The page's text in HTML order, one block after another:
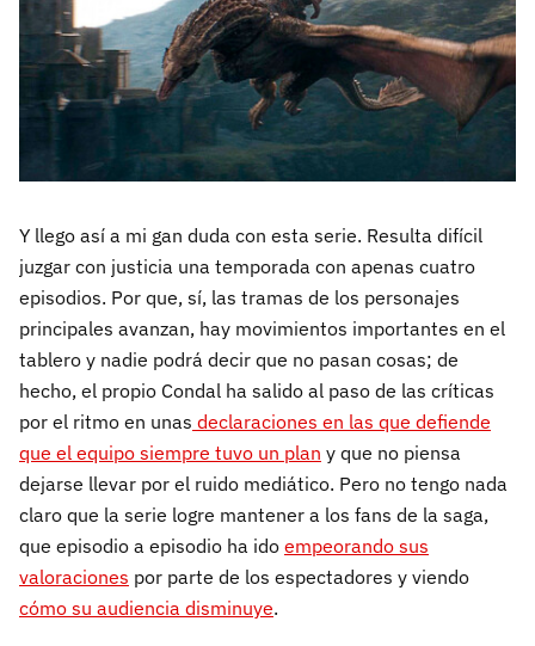
Y llego así a mi gan duda con esta serie. Resulta difícil
juzgar con justicia una temporada con apenas cuatro
episodios. Por que, sí, las tramas de los personajes
principales avanzan, hay movimientos importantes en el
tablero y nadie podrá decir que no pasan cosas; de
hecho, el propio Condal ha salido al paso de las críticas
por el ritmo en unas declaraciones en las que defiende
que el equipo siempre tuvo un plan y que no piensa
dejarse llevar por el ruido mediático. Pero no tengo nada
claro que la serie logre mantener a los fans de la saga,
que episodio a episodio ha ido empeorando sus
valoraciones por parte de los espectadores y viendo
cómo su audiencia disminuye.